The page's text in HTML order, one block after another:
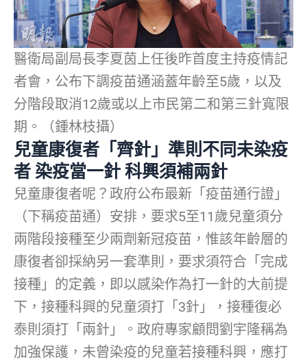
醫衛局副局長李夏茵上任後昨首度主持疫情記
者會，公布下調疫苗通涵蓋年齡至5歲，以及
分階段取消12歲或以上市民第二和第三針寬限
期。（鍾林枝攝）
兒童康復者「齊針」準則不同未染疫
者 染疫當一針 科興須補兩針
兒童康復者呢？政府公布最新「疫苗通行證」
（下稱疫苗通）安排，要求5至11歲兒童須分
兩階段接種至少兩劑新冠疫苗，惟該年齡層的
康復者卻採納另一套準則，要求須符合「完成
接種」的定義，即以感染作為打一針的大前提
下，接種科興的兒童須打「3針」，接種復必
泰則須打「兩針」。政府專家顧問劉宇隆稱為
加強保護，未曾染疫的兒童若接種科興，應打